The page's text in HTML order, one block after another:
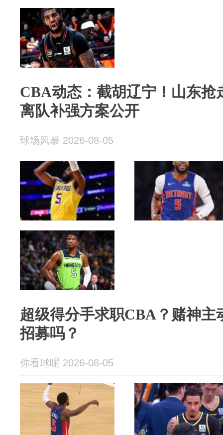
CBA动态：截胡辽宁！山东抢
离队补强方案公开
球场风暴 2026-08-05
超级得分手求职CBA？赌神主
招募吗？
你看球呢 2026-08-05